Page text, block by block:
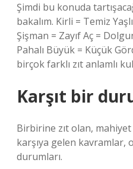
Şimdi bu konuda
bakalım. Kirli = Temiz
Şişman = Zayıf Aç =
Pahalı Büyük = Küçük
birçok farklı zıt anlamlı
Karşıt bir
Birbirine zıt olan,
karşıya gelen kavramlar,
durumları.